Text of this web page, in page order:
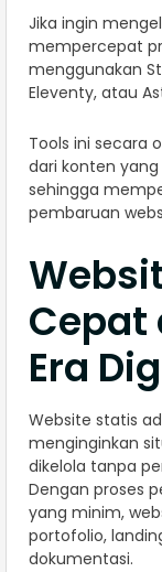
Jika ingin
mempercepat
menggunakan
Eleventy, atau
Tools ini secara
dari konten
sehingga
pembaruan
Cepat
Era
Website statis
menginginkan
dikelola tanpa
Dengan proses
yang minim,
portofolio,
dokumentasi.